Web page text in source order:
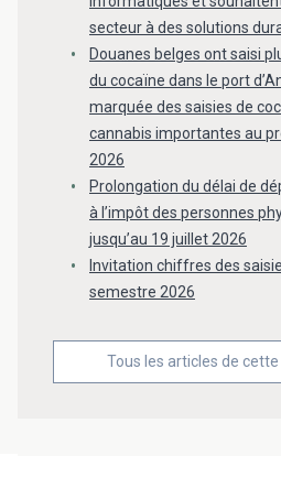
secteur à des solutions
Douanes belges ont saisi
du cocaïne dans le port
marquée des saisies de
cannabis importantes au
2026
Prolongation du délai de
à l’impôt des personnes
jusqu’au 19 juillet 2026
Invitation chiffres des
semestre 2026
Tous les articles de